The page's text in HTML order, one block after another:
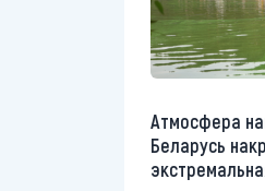
Атмосфера
Беларусь